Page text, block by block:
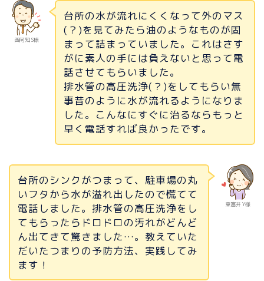
西阿知 S様
台所の水が流れにくくなって外のマス
(？)を見てみたら油のようなものが固
まって詰まっていました。これはさす
がに素人の手には負えないと思って電
話させてもらいました。
排水管の高圧洗浄(？)をしてもらい無
事昔のように水が流れるようになりま
した。こんなにすぐに治るならもっと
早く電話すれば良かったです。
東富井 Y様
台所のシンクがつまって、駐車場の丸
いフタから水が溢れ出したので慌てて
電話しました。排水管の高圧洗浄をし
てもらったらドロドロの汚れがどんど
ん出てきて驚きました…。教えていた
だいたつまりの予防方法、実践してみ
ます！